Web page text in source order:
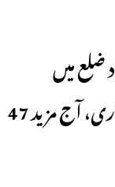
ضلع میں
متاثرین کی تعداد میں اضافہ کا سلسلہ جاری، آج مزید 47